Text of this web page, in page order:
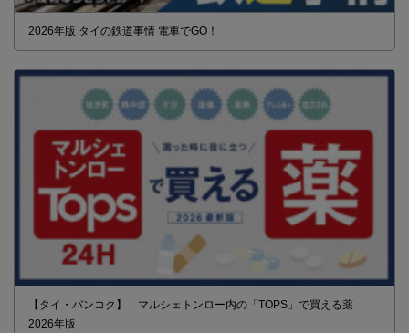
2026年版 タイの鉄道事情 電車でGO！
【タイ・バンコク】 マルシェトンロー内の「TOPS」で買える薬
2026年版